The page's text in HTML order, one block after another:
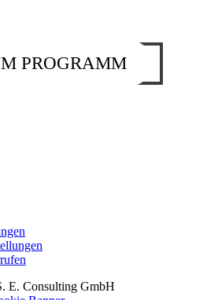
PROGRAMM
E. Consulting GmbH